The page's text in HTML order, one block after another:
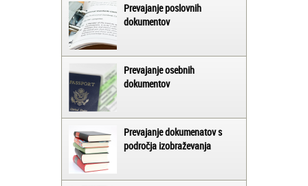
Prevajanje poslovnih
dokumentov
Prevajanje osebnih
dokumentov
Prevajanje dokumenatov s
področja izobraževanja